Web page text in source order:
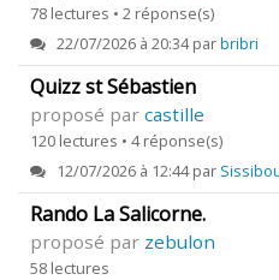
78 lectures • 2 réponse(s)
22/07/2026 à 20:34 parbribri
Quizz st Sébastien
proposé par castille
120 lectures • 4 réponse(s)
12/07/2026 à 12:44 par
Rando La Salicorne.
proposé par zebulon
58 lectures